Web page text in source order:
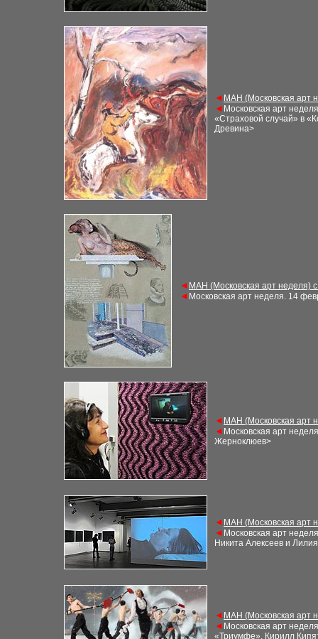
◄ МАН (Московская арт
◄ Московская арт неделя
«Страховой случай» в
Древина>
◄ МАН (Московская арт неделя)
◄ Московская арт неделя. 14
◄ МАН (Московская арт
◄ Московская арт неделя
Жерноклюев>
◄ МАН (Московская арт
◄ Московская арт неделя
Никита Алексеев и
◄ МАН (Московская арт
◄ Московская арт неделя
«Триумфе», Кирилл